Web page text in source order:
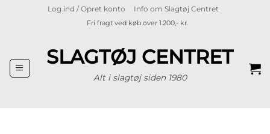
Log ind / Opret konto Info om Slagtøj Centret
Fri fragt ved køb over 1.200,- kr.
SLAGTØJ CENTRET
Alt i slagtøj siden 1980